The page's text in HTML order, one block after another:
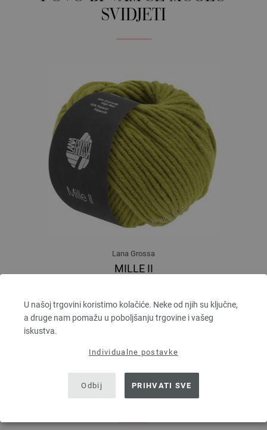
U našoj trgovini koristimo kolačiće. Neke od njih su ključne,
a druge nam pomažu u poboljšanju trgovine i vašeg
iskustva.
Individualne postavke
Odbij PRIHVATI SVE
SVIDJETI
Lana Grossa
MILLE II
Većina igle: 7 - 8
3,78 €